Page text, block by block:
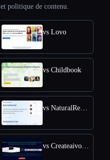
politique de contenu.
vs Lovo
vs Childbook
vs NaturalReader
vs Createaivoiceovers